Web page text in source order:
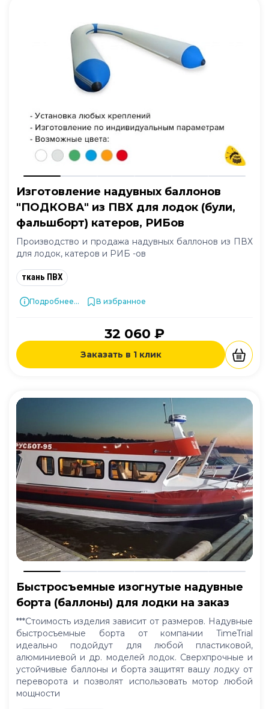
Изготовление надувных баллонов
"ПОДКОВА" из ПВХ для лодок (були,
фальшборт) катеров, РИБов
Производство и продажа надувных баллонов из ПВХ
для лодок, катеров и РИБ -ов
ткань ПВХ
Подробнее... В избранное
32 060 ₽
Заказать в 1 клик
Быстросъемные изогнутые надувные
борта (баллоны) для лодки на заказ
***Стоимость изделия зависит от размеров. Надувные
быстросъемные борта от компании TimeTrial
идеально подойдут для любой пластиковой,
алюминиевой и др. моделей лодок. Сверхпрочные и
устойчивые баллоны и борта защитят вашу лодку от
переворота и позволят использовать мотор любой
мощности